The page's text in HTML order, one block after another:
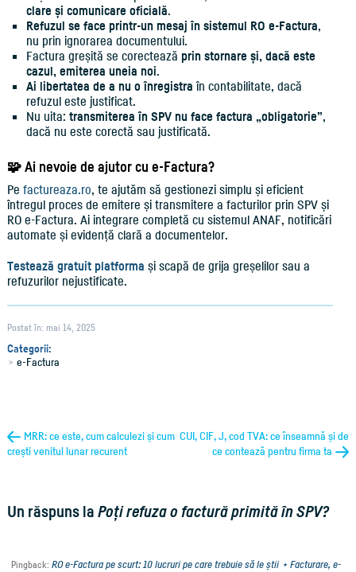
clare și comunicare oficială.
Refuzul se face printr-un mesaj în sistemul RO e-Factura,
nu prin ignorarea documentului.
Factura greșită se corectează prin stornare și, dacă este
cazul, emiterea uneia noi.
Ai libertatea de a nu o înregistra în contabilitate, dacă
refuzul este justificat.
Nu uita: transmiterea în SPV nu face factura „obligatorie”,
dacă nu este corectă sau justificată.
🧩 Ai nevoie de ajutor cu e-Factura?
Pe factureaza.ro, te ajutăm să gestionezi simplu și eficient
întregul proces de emitere și transmitere a facturilor prin SPV și
RO e-Factura. Ai integrare completă cu sistemul ANAF, notificări
automate și evidență clară a documentelor.
Testează gratuit platforma și scapă de grija greșelilor sau a
refuzurilor nejustificate.
Postat în: mai 14, 2025
Categorii:
e-Factura
MRR: ce este, cum calculezi și cum
crești venitul lunar recurent
CUI, CIF, J, cod TVA: ce înseamnă și de
ce contează pentru firma ta
Un răspuns la Poți refuza o factură primită în SPV?
Pingback: RO e-Factura pe scurt: 10 lucruri pe care trebuie să le știi ⋆ Facturare, e-